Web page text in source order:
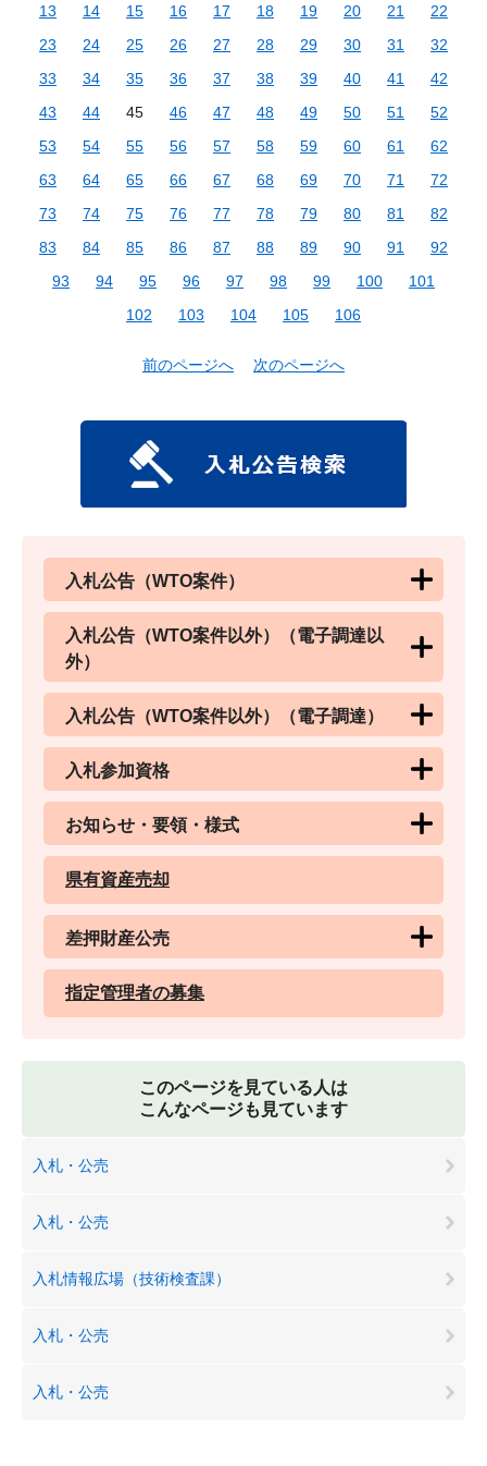
13
14 15 16 17 18 19 20 21
22
23
24 25 26 27 28 29 30 31
32
33
34 35 36 37 38 39 40 41
42
43
44 45 46 47 48 49 50 51
52
53
54 55 56 57 58 59 60 61
62
63
64 65 66 67 68 69 70 71
72
73
74 75 76 77 78 79 80 81
82
83
84 85 86 87 88 89 90 91
92
93
94 95 96 97 98 99 100
101
102
103 104 105 106
前のページへ 次のページへ
入札公告（WTO案件）
入札公告（WTO案件以外）（電子調達以
外）
入札公告（WTO案件以外）（電子調達）
入札参加資格
お知らせ・要領・様式
県有資産売却
差押財産公売
指定管理者の募集
このページを見ている人は
こんなページも見ています
入札・公売
入札・公売
入札情報広場（技術検査課）
入札・公売
入札・公売